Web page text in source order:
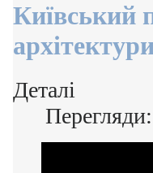
Київський
Деталі